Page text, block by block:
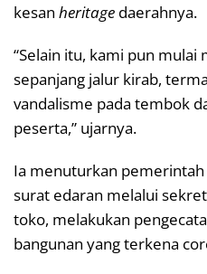
kesan heritage daerahnya.
“Selain itu, kami pun mulai
sepanjang jalur kirab,
vandalisme pada tembok
peserta,” ujarnya.
Ia menuturkan
surat edaran melalui
toko, melakukan
bangunan yang terkena